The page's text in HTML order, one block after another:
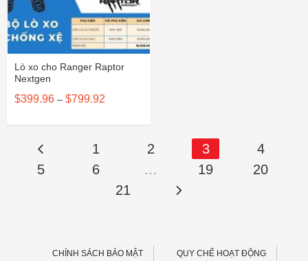
Lò xo cho Ranger Raptor
Nextgen
$399.96 – $799.92
$399.96
1 2 3
4
5
6 … 19
20
21
CHÍNH SÁCH BẢO MẬT
QUY CHẾ HOẠT ĐỘNG